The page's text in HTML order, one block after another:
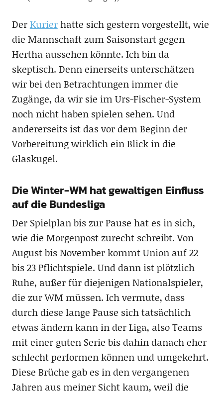
DerKurierhatte sich gestern vorgestellt, wie
die Mannschaft zum Saisonstart gegen
Hertha aussehen könnte. Ich bin da
skeptisch. Denn einerseits unterschätzen
wir bei den Betrachtungen immer die
Zugänge, da wir sie im Urs-Fischer-System
noch nicht haben spielen sehen. Und
andererseits ist das vor dem Beginn der
Vorbereitung wirklich ein Blick in die
Glaskugel.
Die Winter-WM hat gewaltigen Einfluss
auf die Bundesliga
Der Spielplan bis zur Pause hat es in sich,
wie die Morgenpost zurecht schreibt. Von
August bis November kommt Union auf 22
bis 23 Pflichtspiele. Und dann ist plötzlich
Ruhe, außer für diejenigen Nationalspieler,
die zur WM müssen. Ich vermute, dass
durch diese lange Pause sich tatsächlich
etwas ändern kann in der Liga, also Teams
mit einer guten Serie bis dahin danach eher
schlecht performen können und umgekehrt.
Diese Brüche gab es in den vergangenen
Jahren aus meiner Sicht kaum, weil die